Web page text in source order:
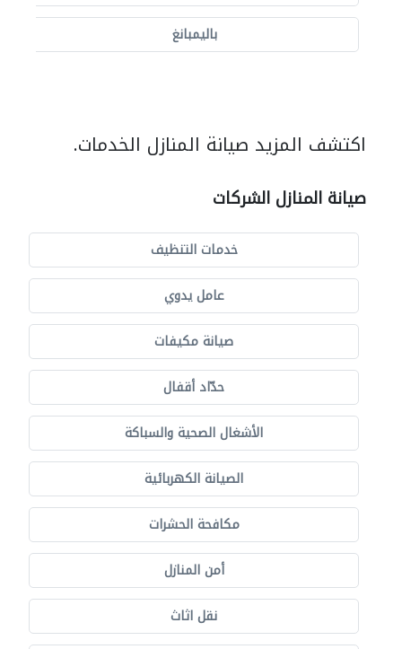
باليمبانغ
اكتشف المزيد صيانة المنازل الخدمات.
صيانة المنازل الشركات
خدمات التنظيف
عامل يدوي
صيانة مكيفات
حدّاد أقفال
الأشغال الصحية والسباكة
الصيانة الكهربائية
مكافحة الحشرات
أمن المنازل
نقل اثاث